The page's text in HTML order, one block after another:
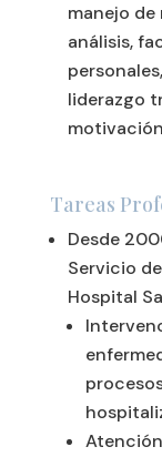
manejo de
análisis,
liderazgo
Tareas
Desde
Servicio
Hospital